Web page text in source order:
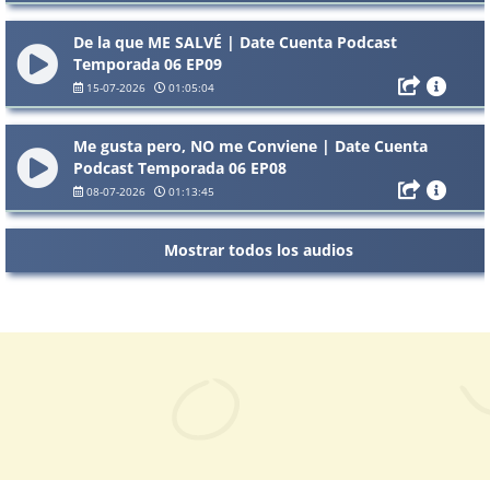
De la que ME SALVÉ | Date Cuenta Podcast
Temporada 06 EP09
15-07-2026 01:05:04
Me gusta pero, NO me Conviene | Date Cuenta
Podcast Temporada 06 EP08
08-07-2026 01:13:45
Mostrar todos los audios